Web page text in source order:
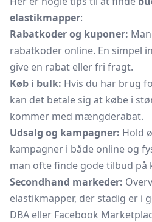
elastikmapper:
Rabatkoder og kuponer:
rabatkoder online. En simpel
give en rabat eller fri fragt.
Køb i bulk: Hvis du har brug
kan det betale sig at købe i
kommer med mængderabat.
Udsalg og kampagner: Hold
kampagner i både online og
man ofte finde gode tilbud på
Secondhand markeder:
elastikmapper, der stadig er i
DBA eller Facebook